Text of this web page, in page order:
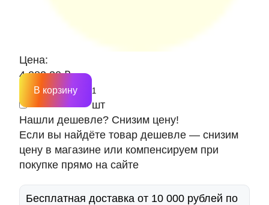
Цена:
4 283.30 ₽
шт
В корзину
Нашли дешевле? Снизим цену!
Если вы найдёте товар дешевле — снизим
цену в магазине или компенсируем при
покупке прямо на сайте
Бесплатная доставка от 10 000 рублей по